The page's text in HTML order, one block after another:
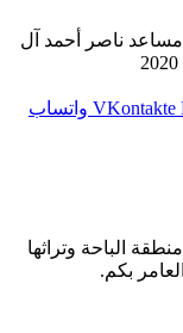
مساعد ناصر أحمد آل
واتساب
الباحة وتراثها
بكم.